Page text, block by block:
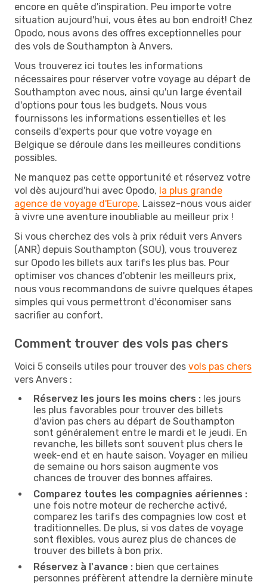
encore en quête d'inspiration. Peu importe votre
situation aujourd'hui, vous êtes au bon endroit! Chez
Opodo, nous avons des offres exceptionnelles pour
des vols de Southampton à Anvers.
Vous trouverez ici toutes les informations
nécessaires pour réserver votre voyage au départ de
Southampton avec nous, ainsi qu'un large éventail
d'options pour tous les budgets. Nous vous
fournissons les informations essentielles et les
conseils d'experts pour que votre voyage en
Belgique se déroule dans les meilleures conditions
possibles.
Ne manquez pas cette opportunité et réservez votre
vol dès aujourd'hui avec Opodo, la plus grande
agence de voyage d'Europe. Laissez-nous vous aider
à vivre une aventure inoubliable au meilleur prix !
Si vous cherchez des vols à prix réduit vers Anvers
(ANR) depuis Southampton (SOU), vous trouverez
sur Opodo les billets aux tarifs les plus bas. Pour
optimiser vos chances d'obtenir les meilleurs prix,
nous vous recommandons de suivre quelques étapes
simples qui vous permettront d'économiser sans
sacrifier au confort.
Comment trouver des vols pas chers
Voici 5 conseils utiles pour trouver des vols pas chers
vers Anvers :
Réservez les jours les moins chers : les jours
les plus favorables pour trouver des billets
d'avion pas chers au départ de Southampton
sont généralement entre le mardi et le jeudi. En
revanche, les billets sont souvent plus chers le
week-end et en haute saison. Voyager en milieu
de semaine ou hors saison augmente vos
chances de trouver des bonnes affaires.
Comparez toutes les compagnies aériennes :
une fois notre moteur de recherche activé,
comparez les tarifs des compagnies low cost et
traditionnelles. De plus, si vos dates de voyage
sont flexibles, vous aurez plus de chances de
trouver des billets à bon prix.
Réservez à l'avance : bien que certaines
personnes préfèrent attendre la dernière minute